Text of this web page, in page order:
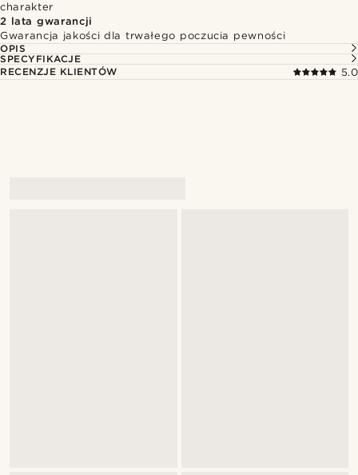
charakter
2 lata gwarancji
Gwarancja jakości dla trwałego poczucia pewności
OPIS
SPECYFIKACJE
RECENZJE KLIENTÓW
5.0